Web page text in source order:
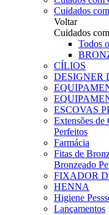
Cuidados
Voltar
Cuidados
Todos
CÍLIOS
DESIGNER
ESCOVAS
Extensões
Perfeitos
Farmácia
Fitas de
Bronzeado
FIXADOR
HENNA
Higiene
Lançamentos